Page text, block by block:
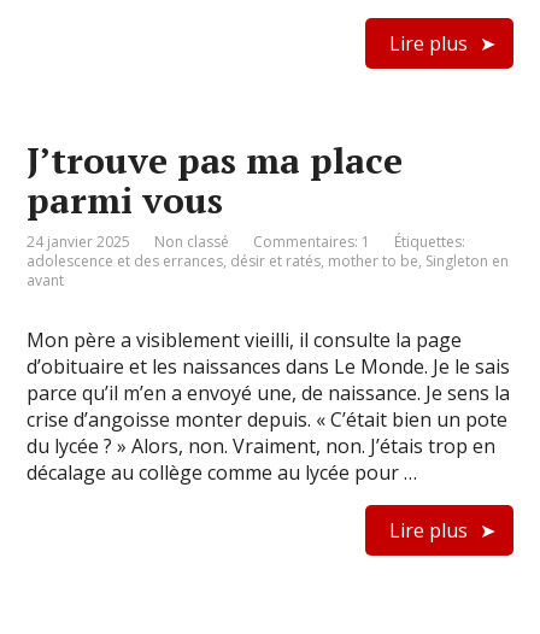
Lire plus
J’trouve pas ma place
parmi vous
24 janvier 2025 Non classé Commentaires: 1
Étiquettes:
adolescence et des errances, désir et ratés, mother to be, Singleton en
avant
Mon père a visiblement vieilli, il consulte la page
d’obituaire et les naissances dans Le Monde. Je le sais
parce qu’il m’en a envoyé une, de naissance. Je sens la
crise d’angoisse monter depuis. « C’était bien un pote
du lycée ? » Alors, non. Vraiment, non. J’étais trop en
décalage au collège comme au lycée pour …
Lire plus